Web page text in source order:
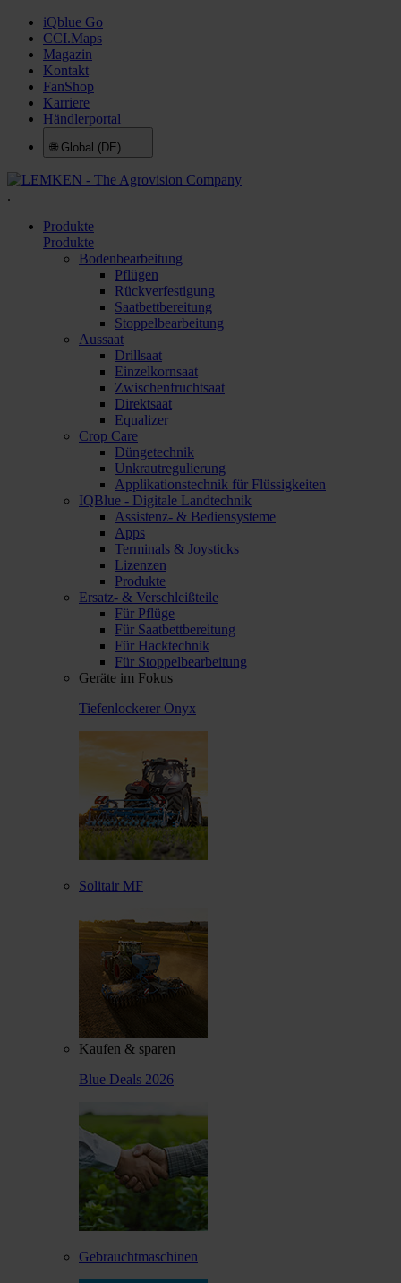
iQblue Go
CCI.Maps
Magazin
Kontakt
FanShop
Karriere
Händlerportal
🌐 Global (DE)
.
Produkte
Produkte
Bodenbearbeitung
Pflügen
Rückverfestigung
Saatbettbereitung
Stoppelbearbeitung
Aussaat
Drillsaat
Einzelkornsaat
Zwischenfruchtsaat
Direktsaat
Equalizer
Crop Care
Düngetechnik
Unkrautregulierung
Applikationstechnik für Flüssigkeiten
IQBlue - Digitale Landtechnik
Assistenz- & Bediensysteme
Apps
Terminals & Joysticks
Lizenzen
Produkte
Ersatz- & Verschleißteile
Für Pflüge
Für Saatbettbereitung
Für Hacktechnik
Für Stoppelbearbeitung
Geräte im Fokus
Tiefenlockerer Onyx
Solitair MF
Kaufen & sparen
Blue Deals 2026
Gebrauchtmaschinen